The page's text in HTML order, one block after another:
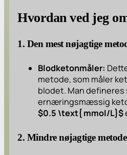
Hvordan ved jeg
1. Den mest nøjagtige
Blodketonmåler:
metode, som måler
blodet. Man
ernæringsmæssig
$0.5 \text{ mmol/L}$
2. Mindre nøjagtige